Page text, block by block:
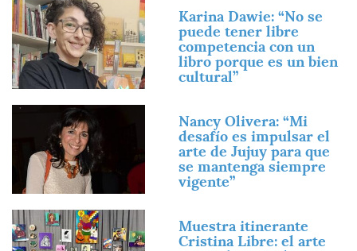
Imagen
Karina Dawie: “No se
puede tener libre
competencia con un
libro porque es un bien
cultural”
Imagen
Nancy Olivera: “Mi
desafío es impulsar el
arte de Jujuy para que
se mantenga siempre
vigente”
Imagen
Muestra itinerante
Cristina Libre: el arte